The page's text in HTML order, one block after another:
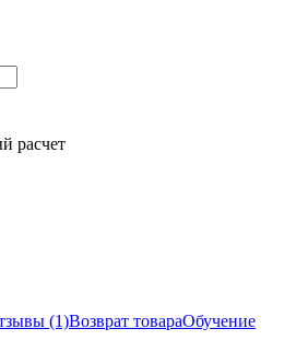
расчет
(1)Возврат товараОбучение